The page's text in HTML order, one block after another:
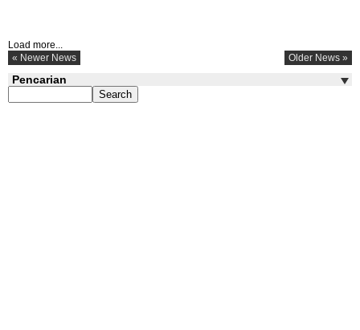
Load more...
« Newer News
Older News »
Pencarian